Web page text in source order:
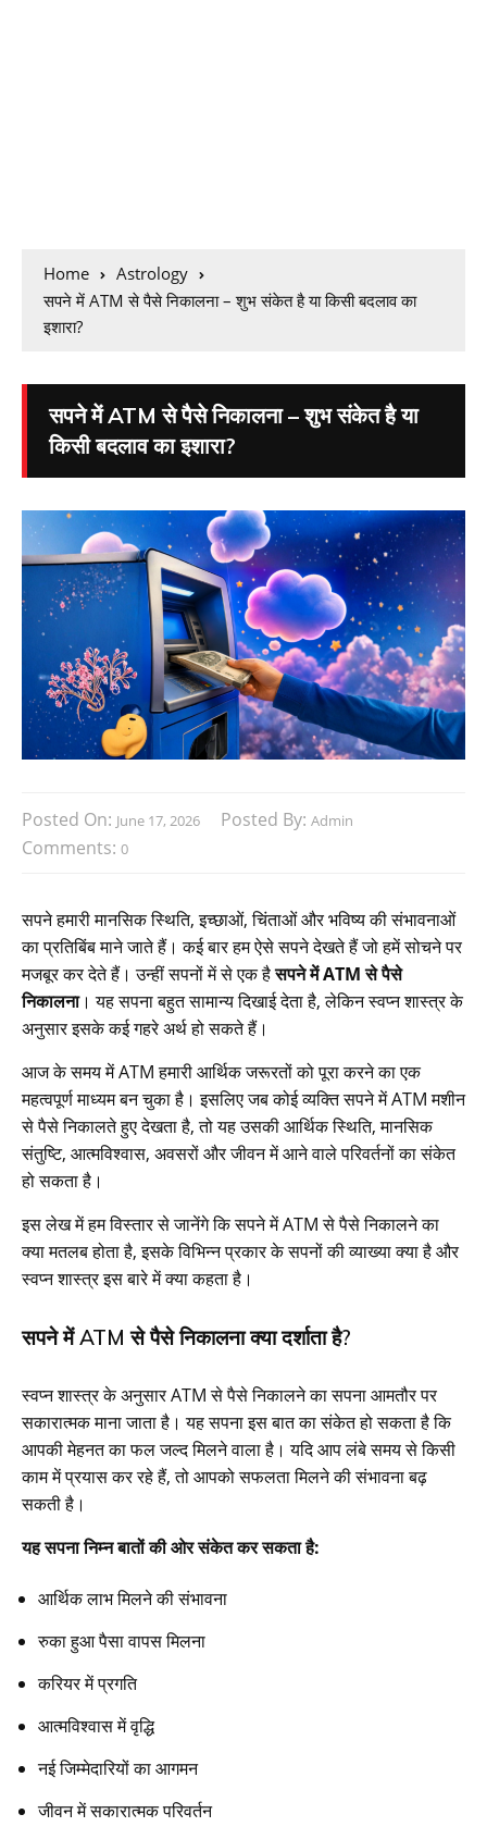
Home
Astrology
सपने में ATM से पैसे निकालना – शुभ संकेत है या किसी बदलाव का
इशारा?
सपने में ATM से पैसे निकालना – शुभ संकेत है या
किसी बदलाव का इशारा?
Posted On: June 17, 2026 Posted By: Admin
Comments: 0
सपने हमारी मानसिक स्थिति, इच्छाओं, चिंताओं और भविष्य की संभावनाओं
का प्रतिबिंब माने जाते हैं। कई बार हम ऐसे सपने देखते हैं जो हमें सोचने पर
मजबूर कर देते हैं। उन्हीं सपनों में से एक हैसपने में ATM से पैसे
निकालना। यह सपना बहुत सामान्य दिखाई देता है, लेकिन स्वप्न शास्त्र के
अनुसार इसके कई गहरे अर्थ हो सकते हैं।
आज के समय में ATM हमारी आर्थिक जरूरतों को पूरा करने का एक
महत्वपूर्ण माध्यम बन चुका है। इसलिए जब कोई व्यक्ति सपने में ATM मशीन
से पैसे निकालते हुए देखता है, तो यह उसकी आर्थिक स्थिति, मानसिक
संतुष्टि, आत्मविश्वास, अवसरों और जीवन में आने वाले परिवर्तनों का संकेत
हो सकता है।
इस लेख में हम विस्तार से जानेंगे कि सपने में ATM से पैसे निकालने का
क्या मतलब होता है, इसके विभिन्न प्रकार के सपनों की व्याख्या क्या है और
स्वप्न शास्त्र इस बारे में क्या कहता है।
सपने में ATM से पैसे निकालना क्या दर्शाता है?
स्वप्न शास्त्र के अनुसार ATM से पैसे निकालने का सपना आमतौर पर
सकारात्मक माना जाता है। यह सपना इस बात का संकेत हो सकता है कि
आपकी मेहनत का फल जल्द मिलने वाला है। यदि आप लंबे समय से किसी
काम में प्रयास कर रहे हैं, तो आपको सफलता मिलने की संभावना बढ़
सकती है।
यह सपना निम्न बातों की ओर संकेत कर सकता है:
आर्थिक लाभ मिलने की संभावना
रुका हुआ पैसा वापस मिलना
करियर में प्रगति
आत्मविश्वास में वृद्धि
नई जिम्मेदारियों का आगमन
जीवन में सकारात्मक परिवर्तन